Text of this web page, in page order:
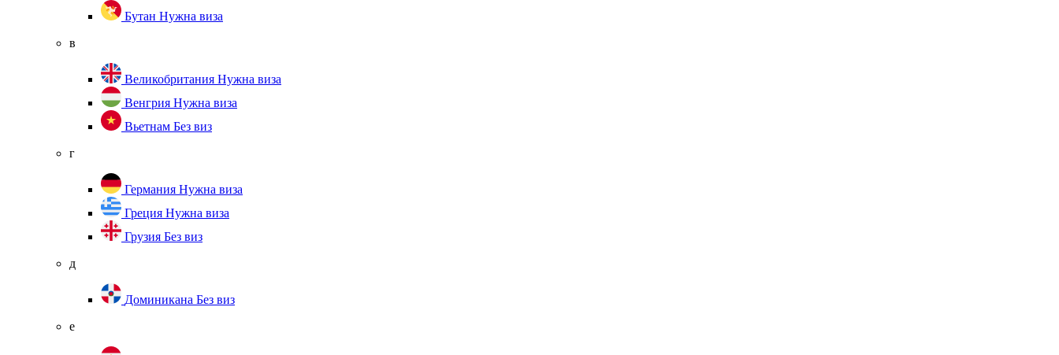
Бутан Нужна виза
в
Великобритания Нужна виза
Венгрия Нужна виза
Вьетнам Без виз
г
Германия Нужна виза
Греция Нужна виза
Грузия Без виз
д
Доминикана Без виз
е